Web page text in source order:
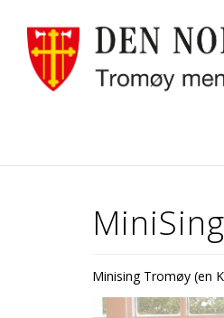
Minising Tromøy (en